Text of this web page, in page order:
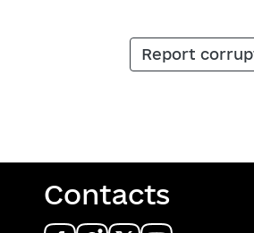
Report
Contacts